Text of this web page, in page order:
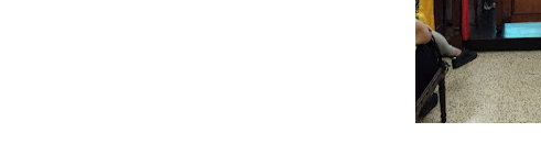
Corposalud inició talleres para
Fortalecen formación